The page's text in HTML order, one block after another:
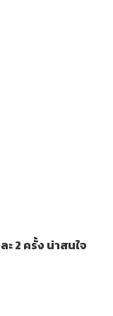
2 ครั้ง น่าสนใจ